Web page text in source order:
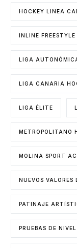
HOCKEY LINEA
INLINE FREESTYLE
LIGA
LIGA CANARIA
LIGA ÉLITE
METROPOLITANO
MOLINA SPORT
NUEVOS
PATINAJE
PRUEBAS DE